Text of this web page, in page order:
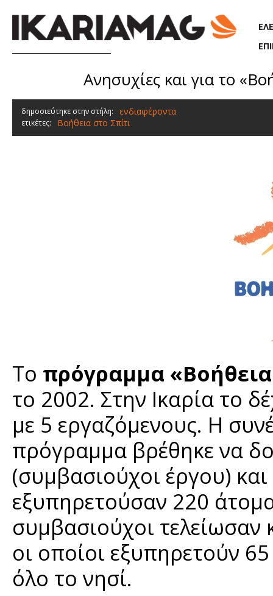
Ανησυχίες και για το
δημοσιεύτηκε στην στήλη: ενδιαφέροντα
ετικέτες: Βοήθεια στο Σπίτι
Το πρόγραμμα «Βοήθεια
το 2002. Στην Ικαρία το
με 5 εργαζόμενους. Η
πρόγραμμα βρέθηκε να
(συμβασιούχοι έργου)
εξυπηρετούσαν 220
συμβασιούχοι τελείωσαν
οι οποίοι εξυπηρετούν
όλο το νησί.